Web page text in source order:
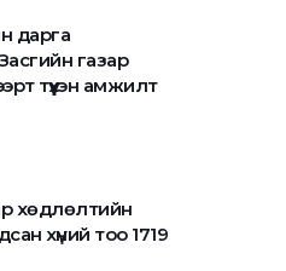
дарга
газар
түүхэн амжилт
хөдлөлтийн
хүний тоо 1719